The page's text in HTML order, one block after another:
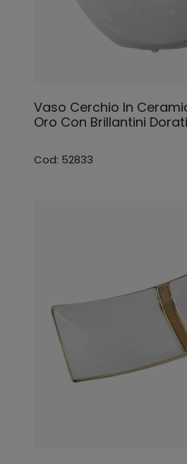
Vaso Cerchio In
Oro Con Brillantini
Cod: 52833